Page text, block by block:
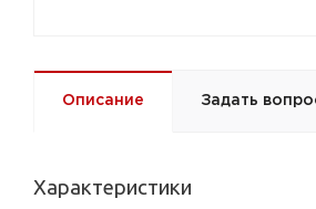
Описание Задать
Характеристики